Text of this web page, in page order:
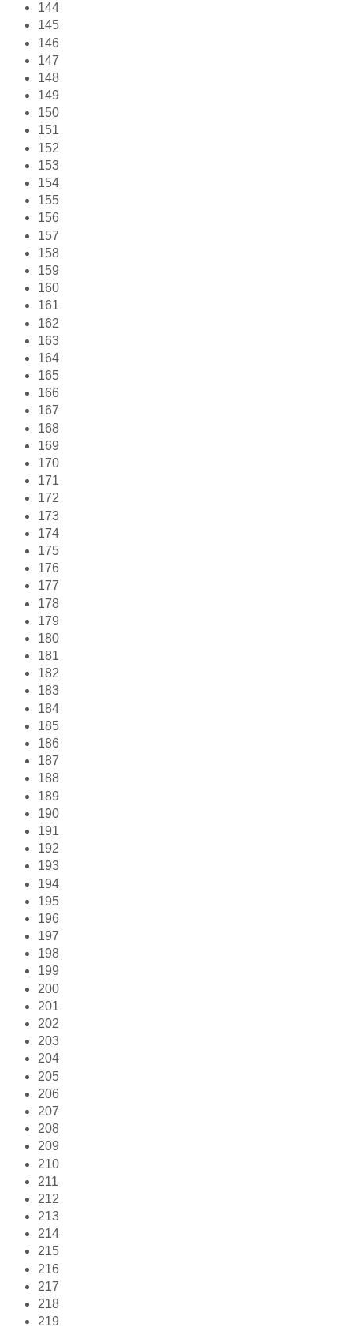
144
145
146
147
148
149
150
151
152
153
154
155
156
157
158
159
160
161
162
163
164
165
166
167
168
169
170
171
172
173
174
175
176
177
178
179
180
181
182
183
184
185
186
187
188
189
190
191
192
193
194
195
196
197
198
199
200
201
202
203
204
205
206
207
208
209
210
211
212
213
214
215
216
217
218
219